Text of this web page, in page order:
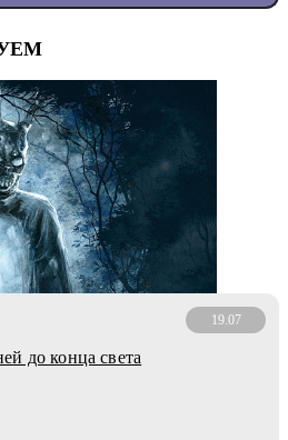
19.07
до конца света